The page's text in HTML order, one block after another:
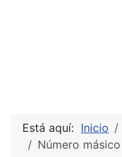
Está aquí: Inicio
Número